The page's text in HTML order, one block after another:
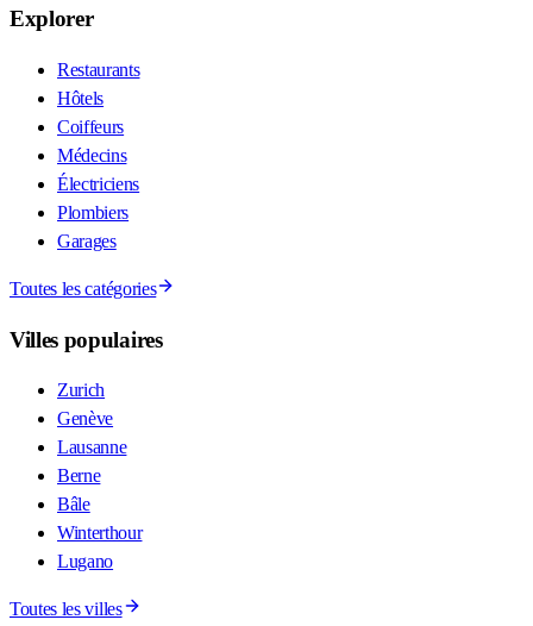
Explorer
Restaurants
Hôtels
Coiffeurs
Médecins
Électriciens
Plombiers
Garages
Toutes les catégories
Villes populaires
Zurich
Genève
Lausanne
Berne
Bâle
Winterthour
Lugano
Toutes les villes